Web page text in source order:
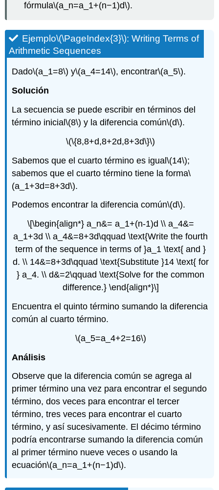
fórmula\(a_n=a_1+(n−1)d\).
Ejemplo\(\PageIndex{3}\): Writing Terms of
Arithmetic Sequences
Dado\(a_1=8\) y\(a_4=14\), encontrar\(a_5\).
Solución
La secuencia se puede escribir en términos del
término inicial\(8\) y la diferencia común\(d\).
\(\{8,8+d,8+2d,8+3d\}\)
Sabemos que el cuarto término es igual\(14\);
sabemos que el cuarto término tiene la forma\
(a_1+3d=8+3d\).
Podemos encontrar la diferencia común\(d\).
\[\begin{align*} a_n&= a_1+(n-1)d \\ a_4&=
a_1+3d \\ a_4&=8+3d\qquad \text{Write the fourth
term of the sequence in terms of }a_1 \text{ and }
d. \\ 14&=8+3d\qquad \text{Substitute }14 \text{ for
} a_4. \\ d&=2\qquad \text{Solve for the common
difference.} \end{align*}\]
Encuentra el quinto término sumando la diferencia
común al cuarto término.
\(a_5=a_4+2=16\)
Análisis
Observe que la diferencia común se agrega al
primer término una vez para encontrar el segundo
término, dos veces para encontrar el tercer
término, tres veces para encontrar el cuarto
término, y así sucesivamente. El décimo término
podría encontrarse sumando la diferencia común
al primer término nueve veces o usando la
ecuación\(a_n=a_1+(n−1)d\).